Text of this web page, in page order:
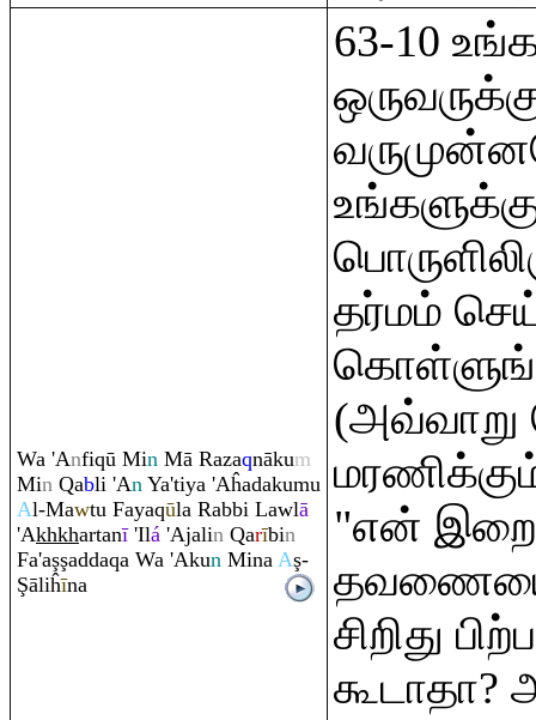
Wa 'Anfiqū Min Mā Razaqnākum
Min Qabli 'An Ya'tiya 'Aĥadakumu
Al-Mawtu Fayaqūla Rabbi Lawlā
'Akhkhartanī'Ilá 'Ajalin Qarībin
Fa'aşşaddaqa Wa 'Akun Mina Aş-
Şāliĥīna
63-10
தர்மம்
(அவ்வாறு
"என்
சிறிது
கூடாதா?